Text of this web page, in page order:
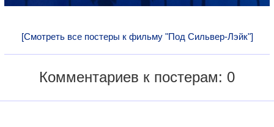
[Смотреть все постеры к фильму "Под Сильвер-Лэйк"]
Комментариев к постерам: 0